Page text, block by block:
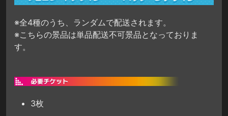
※全4種のうち、ランダムで配送されます。
※こちらの景品は単品配送不可景品となっておりま
す。
3枚